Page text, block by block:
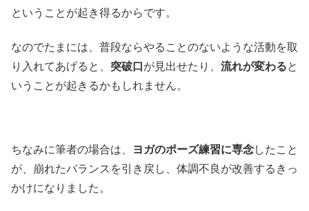
ということが起き得るからです。
なのでたまには、普段ならやることのないような活動を取
り入れてあげると、 突破口 が見出せたり、 流れが変わると
いうことが起きるかもしれません。
ちなみに筆者の場合は、 ヨガのポーズ練習に専念したこと
が、崩れたバランスを引き戻し、体調不良が改善するきっ
かけになりました。